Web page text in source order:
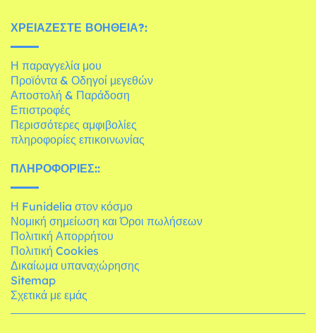
ΧΡΕΙΆΖΕΣΤΕ ΒΟΉΘΕΙΑ?:
Η παραγγελία μου
Προϊόντα & Οδηγοί μεγεθών
Αποστολή & Παράδοση
Επιστροφές
Περισσότερες αμφιβολίες
πληροφορίες επικοινωνίας
ΠΛΗΡΟΦΟΡΊΕΣ::
Η Funidelia στον κόσμο
Νομική σημείωση και Όροι πωλήσεων
Πολιτική Απορρήτου
Πολιτική Cookies
Δικαίωμα υπαναχώρησης
Sitemap
Σχετικά με εμάς